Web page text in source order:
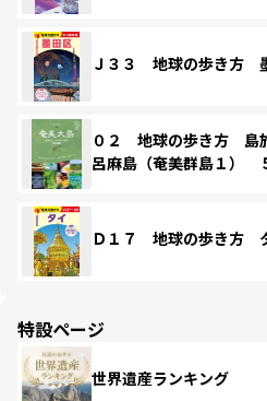
Ｊ３３ 地球の歩き方
０２ 地球の歩き方
呂麻島（奄美群島１）
Ｄ１７ 地球の歩き方
特設ページ
世界遺産ランキング